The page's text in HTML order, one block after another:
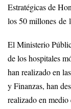
Estratégicas de
los 50 millones de
El Ministerio
de los hospitales
han realizado en
y Finanzas, han
realizado en